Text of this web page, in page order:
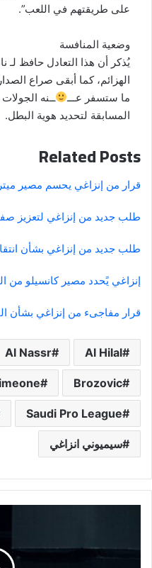
على طريقتهم في اللعب”.
وضعية المنافسة
يُذكر أن هذا التعادل حافظ لـ
الهزائم، كما أبقى صراع
ما ستسفر عـــ
ــنه
المسابقة لتحديد هوية البطل.
Related Posts
قرار من إنزاغي يحسم مصير
طلب جديد من إنزاغي لتعزيز
طلب جديد من إنزاغي بشأن
إنزاغي يًحدد مصير كانسيلو من
قرار مفاجىء من إنزاغي بشأن
Al Hilal
Al Nassr
Brozovic
Saudi Pro League
سيميوني انزاغي